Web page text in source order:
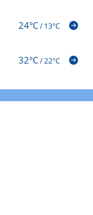
24°C/13°C
32°C/22°C